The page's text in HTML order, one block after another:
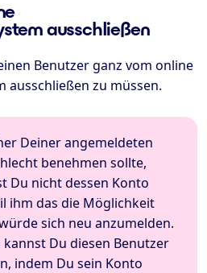
ausschließen
Benutzer ganz vom online
ausschließen zu müssen.
Deiner angemeldeten
benehmen sollte,
Du nicht dessen Konto
ihm das die Möglichkeit
sich neu anzumelden.
kannst Du diesen Benutzer
indem Du sein Konto